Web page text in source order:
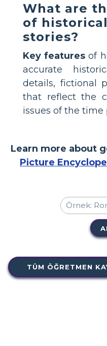
What are
of
stories?
Key features of
accurate
details, fictional
that reflect the
issues of the time
Learn more about
Picture
TÜM ÖĞRETMEN